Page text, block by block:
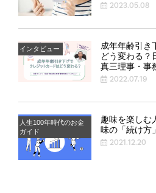
2023.05.08
インタビュー
成年年齢引き
どう変わる？
真三理事・事
2022.07.19
人生100年時代のお金
ガイド
趣味を楽しむ
味の「続け方
2021.12.20